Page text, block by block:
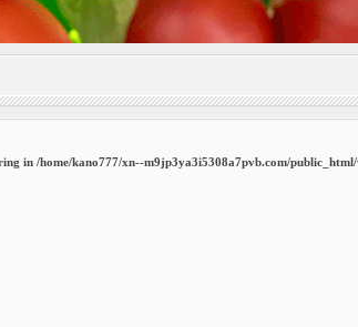
in /home/kano777/xn--m9jp3ya3i5308a7pvb.com/